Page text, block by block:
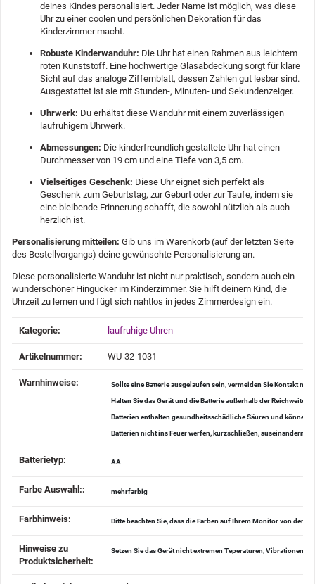
deines Kindes personalisiert. Jeder Name ist möglich, was diese
Uhr zu einer coolen und persönlichen Dekoration für das
Kinderzimmer macht.
Robuste Kinderwanduhr: Die Uhr hat einen Rahmen aus leichtem
roten Kunststoff. Eine hochwertige Glasabdeckung sorgt für klare
Sicht auf das analoge Ziffernblatt, dessen Zahlen gut lesbar sind.
Ausgestattet ist sie mit Stunden-, Minuten- und Sekundenzeiger.
Uhrwerk: Du erhältst diese Wanduhr mit einem zuverlässigen
laufruhigem Uhrwerk.
Abmessungen: Die kinderfreundlich gestaltete Uhr hat einen
Durchmesser von 19 cm und eine Tiefe von 3,5 cm.
Vielseitiges Geschenk: Diese Uhr eignet sich perfekt als
Geschenk zum Geburtstag, zur Geburt oder zur Taufe, indem sie
eine bleibende Erinnerung schafft, die sowohl nützlich als auch
herzlich ist.
Personalisierung mitteilen: Gib uns im Warenkorb (auf der letzten Seite
des Bestellvorgangs) deine gewünschte Personalisierung an.
Diese personalisierte Wanduhr ist nicht nur praktisch, sondern auch ein
wunderschöner Hingucker im Kinderzimmer. Sie hilft deinem Kind, die
Uhrzeit zu lernen und fügt sich nahtlos in jedes Zimmerdesign ein.
Produkteigenschaft
Wert
Kategorie: laufruhige Uhren
Artikelnummer: WU-32-1031
Warnhinweise‍: Sollte eine Batterie ausgelaufen sein, vermeiden Sie Kontakt
Halten Sie das Gerät und die Batterie außerhalb der Reichweite
Batterien enthalten gesundheitsschädliche Säuren und können
Batterien nicht ins Feuer werfen, kurzschließen,
Batterietyp‍: AA
Farbe Auswahl:‍: mehrfarbig
Farbhinweis‍: Bitte beachten Sie, dass die Farben auf Ihrem Monitor von den
Hinweise zu
Produktsicherheit‍:
Setzen Sie das Gerät nicht extremen Teperaturen, Vibrationen